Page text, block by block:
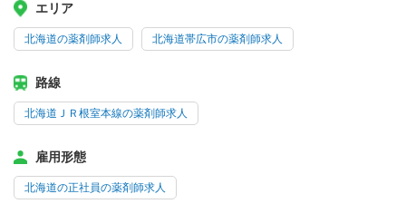
エリア
北海道の薬剤師求人 北海道帯広市の薬剤師求人
路線
北海道ＪＲ根室本線の薬剤師求人
雇用形態
北海道の正社員の薬剤師求人